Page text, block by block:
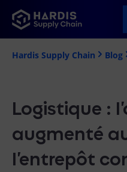
Hardis Supply Chain Blog
Logistique :
augmenté
l’entrepôt